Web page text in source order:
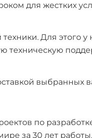
для жестких
Для этого у
техническую
выбранных
по
за 30 лет